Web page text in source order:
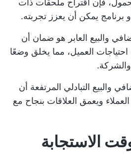
فإن اقتراح ملحقات ذات
برنامج يمكن أن يعزز تجربته.
والبيع العابر هو ضمان أن
احتياجات العميل، مما يخلق وضعًا
والبيع التبادلي المرتفعة أن
ويعمق العلاقات بنجاح مع